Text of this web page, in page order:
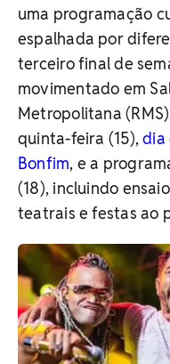
uma programação
espalhada por
terceiro final de
movimentado em
Metropolitana
quinta-feira (15),dia
Bonfim, e a
(18), incluindo
teatrais e festas ao